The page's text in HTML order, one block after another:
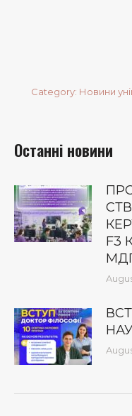
Category: Новини
Останні новини
F3